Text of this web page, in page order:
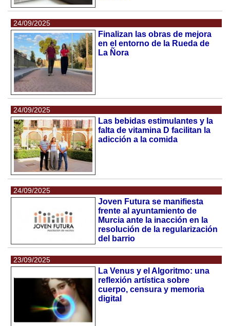
24/09/2025
Finalizan las obras de mejora
en el entorno de la Rueda de
La Ñora
24/09/2025
Las bebidas estimulantes y la
falta de vitamina D facilitan la
adicción a la comida
24/09/2025
Joven Futura se manifiesta
frente al ayuntamiento de
Murcia ante la inacción en la
resolución de la regularización
del barrio
23/09/2025
La Venus y el Algoritmo: una
reflexión artística sobre
cuerpo, censura y memoria
digital